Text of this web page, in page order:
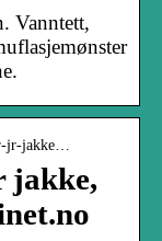
Vanntett,
jr-jakke…
jakke,